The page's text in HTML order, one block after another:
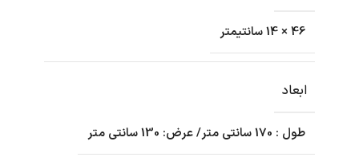
46 × 14 سانتیمتر
ابعاد
طول : 170 سانتی متر/ عرض: 130 سانتی متر